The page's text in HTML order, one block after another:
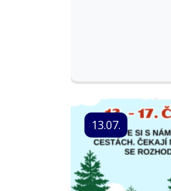
13.07.